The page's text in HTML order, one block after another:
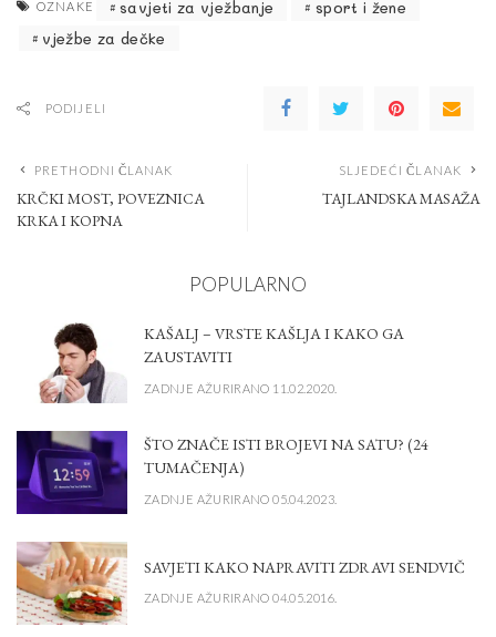
OZNAKE savjeti za vježbanje
sport i žene
vježbe za dečke
PODIJELI
PRETHODNI ČLANAK
KRČKI MOST, POVEZNICA
KRKA I KOPNA
SLJEDEĆI ČLANAK
TAJLANDSKA MASAŽA
POPULARNO
KAŠALJ – VRSTE KAŠLJA I KAKO GA
ZAUSTAVITI
ZADNJE AŽURIRANO 11.02.2020.
ŠTO ZNAČE ISTI BROJEVI NA SATU? (24
TUMAČENJA)
ZADNJE AŽURIRANO 05.04.2023.
SAVJETI KAKO NAPRAVITI ZDRAVI SENDVIČ
ZADNJE AŽURIRANO 04.05.2016.